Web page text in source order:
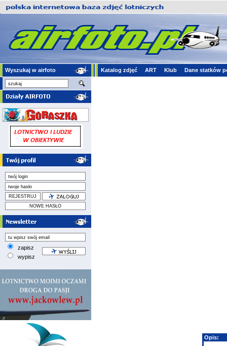
Wyszukaj w airfoto Katalog zdjęć ART Klub Dane statków
zapisz
wypisz
Opis: